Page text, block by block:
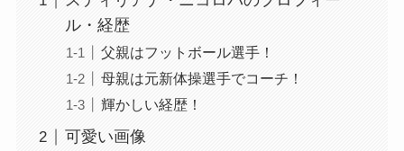
ル・経歴
父親はフットボール選手！
母親は元新体操選手でコーチ！
輝かしい経歴！
可愛い画像